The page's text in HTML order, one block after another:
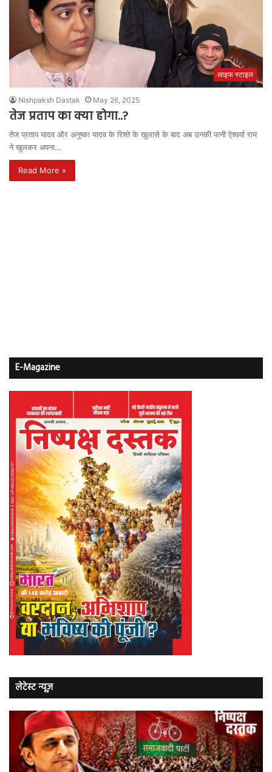
लाइफ स्टाइल
Nishpaksh Dastak May 26, 2025
तेज प्रताप का क्या होगा..?
तेज प्रताप यादव और अनुष्का यादव के रिश्ते के खुलासे के बाद अब उनकी पत्नी ऐश्वर्या राय
ने खुलकर अपना…
Read More »
E-Magazine
लेटेस्ट न्यूज़